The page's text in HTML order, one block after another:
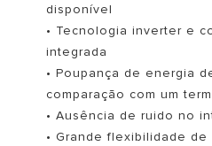
disponível
• Tecnologia inverter e
integrada
• Poupança de energia
comparação com um
• Ausência de ruido no
• Grande flexibilidade de